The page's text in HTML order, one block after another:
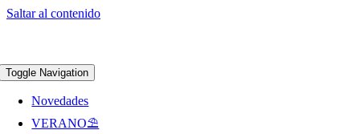
Saltar al contenido
Toggle Navigation
Novedades
VERANO⛱️​